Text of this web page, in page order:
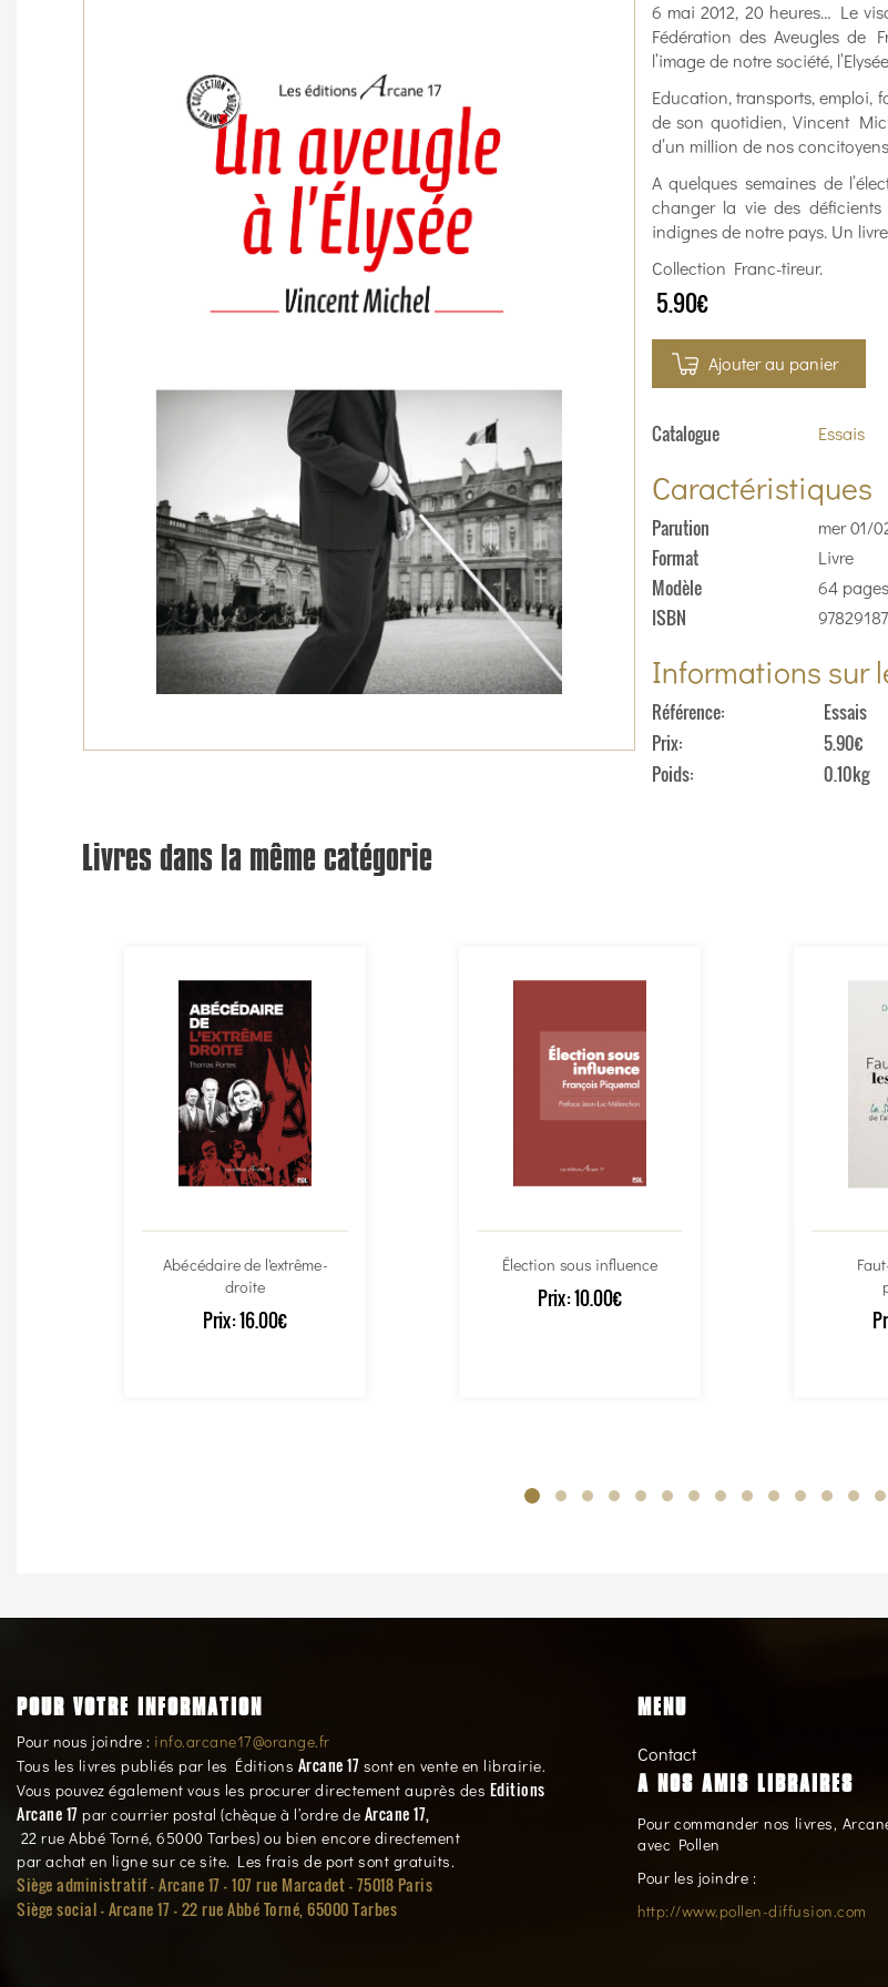
6 mai 2012, 20 heures… Le
Fédération des Aveugles de
l’image de notre société,
Education, transports, emploi,
de son quotidien, Vincent
d’un million de nos
A quelques semaines de
changer la vie des déficients
indignes de notre pays. Un
Collection Franc-tireur.
5.90€
Ajouter au panier
Catalogue Essais
Caractéristiques
Parution mer 01/
Format Livre
Modèle 64
ISBN
Informations sur
Référence
Essais
Prix
5.90€
Poids
0.10kg
Livres dans la même catégorie
Abécédaire de l'extrême-
droite
Prix:16.00€
Élection sous influence
Prix:10.00€
POUR VOTRE INFORMATION
Pour nous joindre : info.arcane17@orange.fr
Tous les livres publiés par les Éditions Arcane 17 sont en vente en librairie.
Vous pouvez également vous les procurer directement auprès des Editions
Arcane 17 par courrier postal (chèque à l’ordre de Arcane 17,
22 rue Abbé Torné, 65000 Tarbes) ou bien encore directement
par achat en ligne sur ce site. Les frais de port sont gratuits.
Siège administratif - Arcane 17 - 107 rue Marcadet - 75018 Paris
Siège social -Arcane 17 - 22 rue Abbé Torné, 65000 Tarbes
MENU
Contact
A NOS AMIS LIBRAIRES
Pour commander nos livres,
avec Pollen
Pour les joindre :
http://www.pollen-diffusion.com